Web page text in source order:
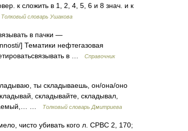
к сложить в 1, 2, 4, 5, 6 и 8 знач. и к
Толковый словарь Ушакова
в пачки —
] Тематики нефтегазовая
в …
Справочник
ты складываешь, он/она/оно
складывайте, складывал,
…
Толковый словарь Дмитриева
чисто убивать кого л. СРВС 2, 170;